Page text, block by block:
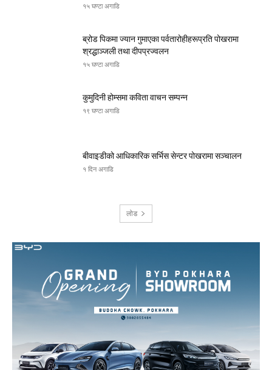
१५ घण्टा अगाडि
ब्रोड पिकमा ज्यान गुमाएका पर्वतारोहीहरूप्रति पोखरामा
श्रद्धाञ्जली तथा दीपप्रज्वलन
१५ घण्टा अगाडि
कुमुदिनी होम्समा कविता वाचन सम्पन्न
१९ घण्टा अगाडि
बीवाइडीको आधिकारिक सर्भिस सेन्टर पोखरामा सञ्चालन
१ दिन अगाडि
लोड